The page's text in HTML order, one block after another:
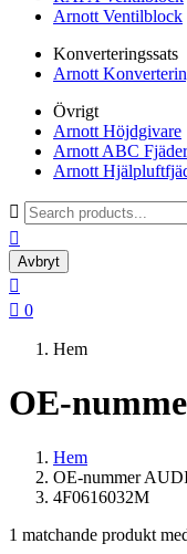
Arnott Ventilblock
Konverteringssats
Arnott
Övrigt
Arnott Höjdgivare
Arnott ABC
Arnott


Avbryt

 0
Hem
OE-
Hem
OE-nummer
4F0616032M
1 matchande produkt